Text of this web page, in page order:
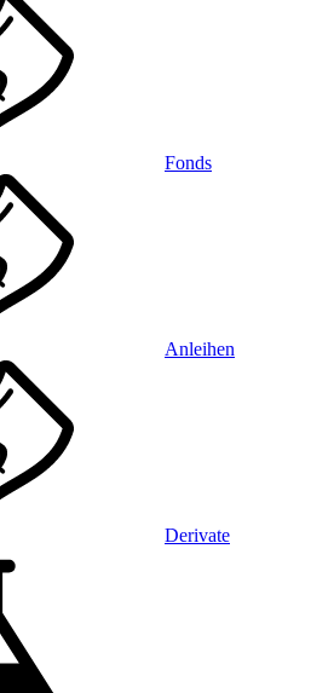
Fonds
Anleihen
Derivate